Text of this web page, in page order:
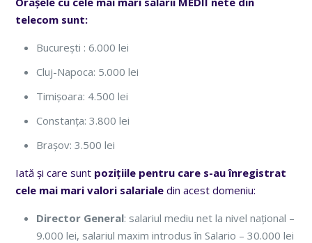
telecom sunt:
București : 6.000 lei
Cluj-Napoca: 5.000 lei
Timișoara: 4.500 lei
Constanța: 3.800 lei
Brașov: 3.500 lei
Iată și care sunt pozițiile pentru care s-au înregistrat
cele mai mari valori salariale din acest domeniu:
Director General: salariul mediu net la nivel național –
9.000 lei, salariul maxim introdus în Salario – 30.000 lei